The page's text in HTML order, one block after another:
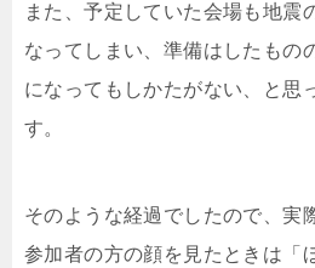
また、予定していた会場も地震
なってしまい、準備はしたもの
になってもしかたがない、と思
す。
そのような経過でしたので、実
参加者の方の顔を見たときは「